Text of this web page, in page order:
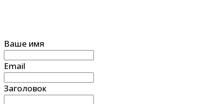
Ваше имя
Email
Заголовок